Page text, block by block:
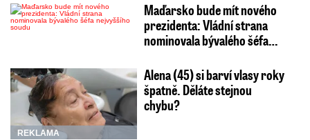
Maďarsko bude mít nového
prezidenta: Vládní strana
nominovala bývalého šéfa…
REKLAMA
Alena (45) si barví vlasy roky
špatně. Děláte stejnou
chybu?